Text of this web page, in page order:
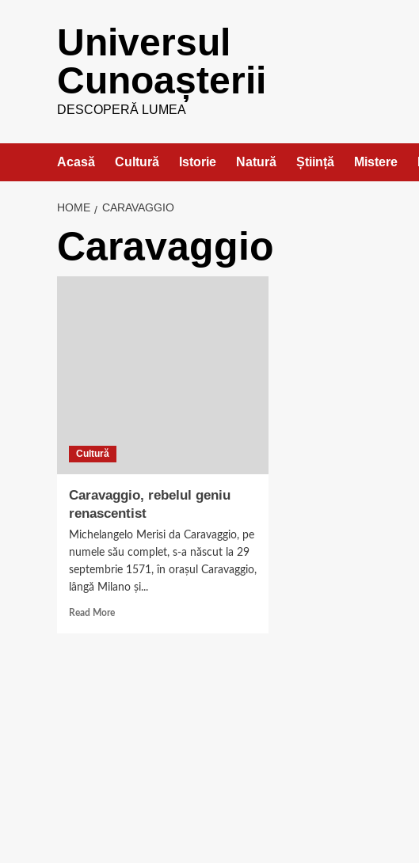
Universul
Cunoașterii
DESCOPERĂ LUMEA
Acasă Cultură Istorie Natură Știință Mistere
HOME CARAVAGGIO
Caravaggio
Cultură
Caravaggio, rebelul geniu
renascentist
Michelangelo Merisi da Caravaggio, pe
numele său complet, s-a născut la 29
septembrie 1571, în oraşul Caravaggio,
lângă Milano şi...
Read MoreRead